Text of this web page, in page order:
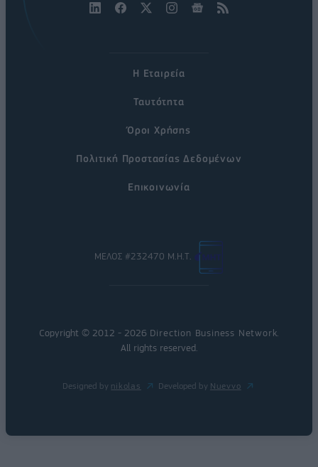
Η Εταιρεία
Ταυτότητα
Όροι Χρήσης
Πολιτική Προστασίας Δεδομένων
Επικοινωνία
ΜΕΛΟΣ #232470 Μ.Η.Τ.
Copyright © 2012 - 2026 Direction Business Network
All rights reserved.
Designed by nikolas Developed by Nuevvo